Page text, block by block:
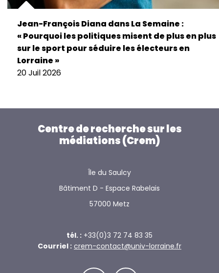
Jean-François Diana dans La Semaine :
« Pourquoi les politiques misent de plus en plus
sur le sport pour séduire les électeurs en
Lorraine »
20 Juil 2026
Centre de recherche sur les
médiations (Crem)
Île du Saulcy
Bâtiment D - Espace Rabelais
57000 Metz
tél. : +33(0)3 72 74 83 35
Courriel : crem-contact@univ-lorraine.fr